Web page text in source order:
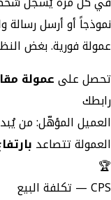
نموذجاً أو أرسل
عمولة فورية. بغض
تحصل علىعمولة
رابطك
العميل المؤهّل: من
العمولة تتصاعد
🏆
CPS — تكلفة البيع